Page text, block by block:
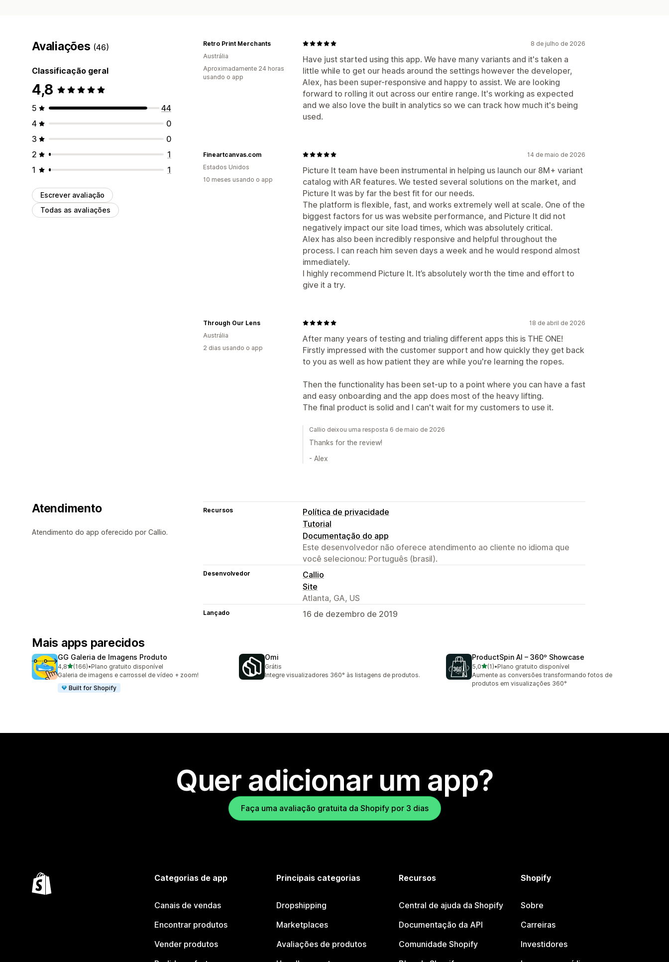
Avaliações (46)
Classificação geral
4,8
5
44
4
0
3
0
2
1
1
1
Escrever avaliação
Todas as avaliações
8 de julho de 2026
Have just started using this app. We have many variants and it's taken a
little while to get our heads around the settings however the developer,
Alex, has been super-responsive and happy to assist. We are looking
forward to rolling it out across our entire range. It's working as expected
and we also love the built in analytics so we can track how much it's being
used.
Retro Print Merchants
Austrália
Aproximadamente 24 horas
usando o app
14 de maio de 2026
Picture It team have been instrumental in helping us launch our 8M+ variant
catalog with AR features. We tested several solutions on the market, and
Picture It was by far the best fit for our needs.
The platform is flexible, fast, and works extremely well at scale. One of the
biggest factors for us was website performance, and Picture It did not
negatively impact our site load times, which was absolutely critical.
Alex has also been incredibly responsive and helpful throughout the
process. I can reach him seven days a week and he would respond almost
immediately.
I highly recommend Picture It. It’s absolutely worth the time and effort to
give it a try.
Fineartcanvas.com
Estados Unidos
10 meses usando o app
18 de abril de 2026
After many years of testing and trialing different apps this is THE ONE!
Firstly impressed with the customer support and how quickly they get back
to you as well as how patient they are while you're learning the ropes.
Then the functionality has been set-up to a point where you can have a fast
and easy onboarding and the app does most of the heavy lifting.
The final product is solid and I can't wait for my customers to use it.
Through Our Lens
Austrália
2 dias usando o app
Callio deixou uma resposta 6 de maio de 2026
Thanks for the review!
- Alex
Atendimento
Atendimento do app oferecido por Callio.
Recursos
Política de privacidade
Tutorial
Documentação do app
Este desenvolvedor não oferece atendimento ao cliente no idioma que
você selecionou: Português (brasil).
Desenvolvedor
Callio
Site
Atlanta, GA, US
Lançado 16 de dezembro de 2019
Mais apps parecidos
GG Galeria de Imagens Produto
4,8de 5 estrelas
(166)
166 avaliações ao todo
•Plano gratuito disponível
Galeria de imagens e carrossel de vídeo + zoom!
Built for Shopify
Omi
Grátis
Integre visualizadores 360° às listagens de produtos.
ProductSpin AI – 360º Showcase
5,0de 5 estrelas
(1)
1 avaliações ao todo
•Plano gratuito disponível
Aumente as conversões transformando fotos de
produtos em visualizações 360°
Quer adicionar um app?
Faça uma avaliação gratuita da Shopify por 3 dias
Categorias de app
Canais de vendas
Encontrar produtos
Vender produtos
Principais categorias
Dropshipping
Marketplaces
Avaliações de produtos
Recursos
Central de ajuda da Shopify
Documentação da API
Comunidade Shopify
Shopify
Sobre
Carreiras
Investidores